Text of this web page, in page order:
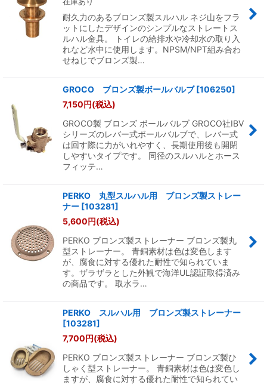
耐久力のあるブロンズ製スルハル ネジ山をフラ
ットにしたデザインのシンプルなストレートス
ルハル金具。 トイレの給排水や冷却水の取り入
れなど水中に使用します。NPSM/NPT組み合わ
せねじでブロンズ製…
GROCO ブロンズ製ボールバルブ [106250]
7,150円(税込)
GROCO製 ブロンズ ボールバルブ GROCO社IBV
シリーズのレバー式ボールバルブで、レバー式
は回す際に力がいれやすく、長期使用後も開閉
しやすいタイプです。 同径のスルハルとホース
フィッテ…
PERKO 丸型スルハル用 ブロンズ製ストレー
ナー [103281]
5,600円(税込)
PERKO ブロンズ製ストレーナー ブロンズ製丸
型ストレーナー。 青銅素材は色は変色します
が、腐食に対する優れた耐性で知られていま
す。ザラザラとした外観で海洋UL認証取得済み
の商品です。 取水ラ…
PERKO スルハル用 ブロンズ製ストレーナー
[103281]
7,700円(税込)
PERKO ブロンズ製ストレーナー ブロンズ製ひ
しゃく型ストレーナー。 青銅素材は色は変色し
ますが、腐食に対する優れた耐性で知られてい